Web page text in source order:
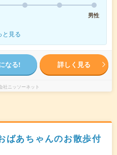
男性
と見る
なる! 詳しく見る
社ニッソーネット
ばあちゃんのお散歩付